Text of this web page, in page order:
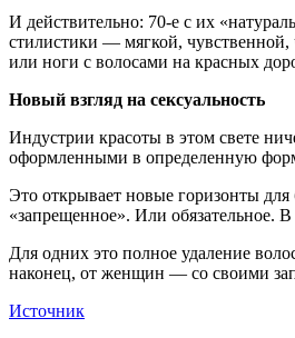
И действительно: 70-е с их
стилистики — мягкой, чувственной,
или ноги с волосами на красных
Новый взгляд на сексуальность
Индустрии красоты в этом свете
оформленными в определенную
Это открывает новые горизонты
«запрещенное». Или обязательное.
Для одних это полное удаление
наконец, от женщин — со своими
Источник